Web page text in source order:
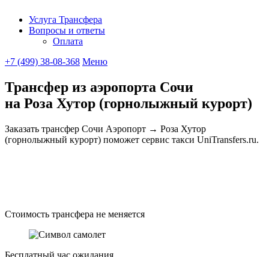
Услуга Трансфера
Вопросы и ответы
Оплата
+7 (499) 38-08-368 Меню
Трансфер из аэропорта Сочи
на Роза Хутор (горнолыжный курорт)
Заказать трансфер Сочи Аэропорт → Роза Хутор
(горнолыжный курорт) поможет сервис такси UniTransfers.ru.
Стоимость трансфера не меняется
Бесплатный час ожидания